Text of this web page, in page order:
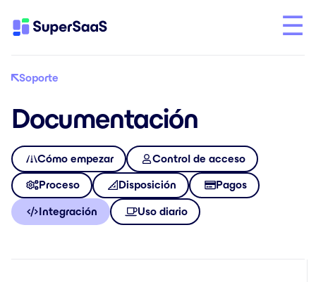
Soporte
Documentación
Cómo empezar Control de acceso
Proceso Disposición Pagos
Integración Uso diario